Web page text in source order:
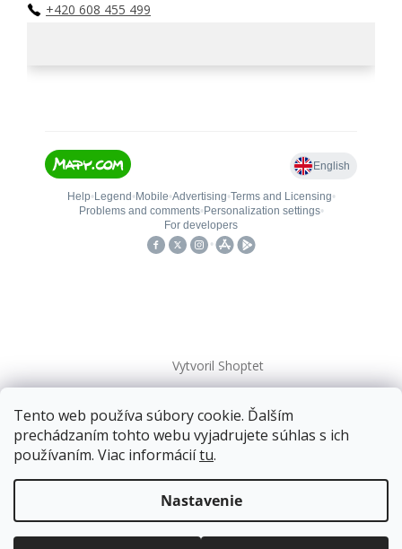
Tento web používa súbory cookie. Ďalším
prechádzaním tohto webu vyjadrujete súhlas s ich
používaním. Viac informáciítu.
Nastavenie
Doprava zadarmopre balíkové zásielky v hodnote
nad120 EUR*.
Balíky zasielame už od4 EUR.
+420 608 455 499
Vytvoril Shoptet
Copyright 2026kovanieplus. Všetky práva vyhradené.